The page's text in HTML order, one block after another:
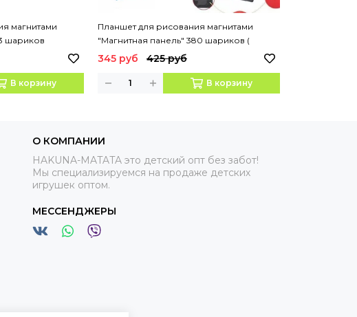
магнитами
шариков
В корзину
Планшет для рисования магнитами
"Магнитная панель" 380 шариков (
арт.MP1827 )
345 руб 425 руб
В корзину
О КОМПАНИИ
HAKUNA-MATATA это детский опт без забот!
Мы специализируемся на продаже детских
игрушек оптом.
МЕССЕНДЖЕРЫ